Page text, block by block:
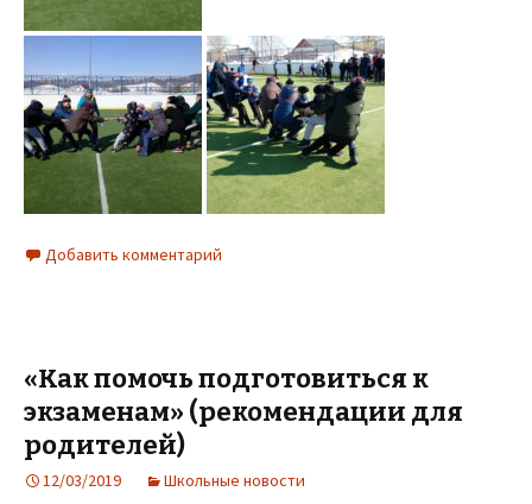
Добавить комментарий
«Как помочь подготовиться к
экзаменам» (рекомендации для
родителей)
12/03/2019 Школьные новости